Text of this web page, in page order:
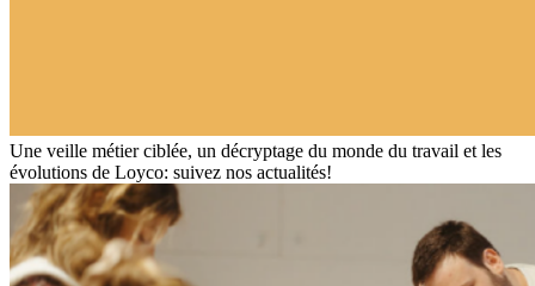
Une veille métier ciblée, un décryptage du monde du travail et les
évolutions de Loyco: suivez nos actualités!